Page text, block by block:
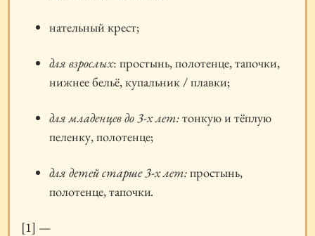
нательный крест;
для взрослых: простынь, полотенце, тапочки,
нижнее бельё, купальник / плавки;
для младенцев до 3-х лет:тонкую и тёплую
пеленку, полотенце;
для детей старше 3-х лет:простынь,
полотенце, тапочки.
[1] —